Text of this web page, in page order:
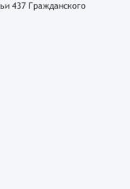
437 Гражданского